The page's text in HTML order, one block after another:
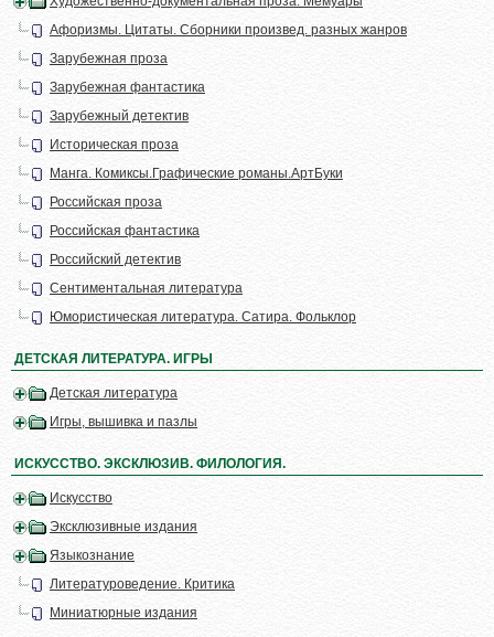
Афоризмы. Цитаты. Сборники произвед. разных жанров
Зарубежная проза
Зарубежная фантастика
Зарубежный детектив
Историческая проза
Манга. Комиксы.Графические романы.АртБуки
Российская проза
Российская фантастика
Российский детектив
Сентиментальная литература
Юмористическая литература. Сатира. Фольклор
ДЕТСКАЯ ЛИТЕРАТУРА. ИГРЫ
Детская литература
Игры, вышивка и пазлы
ИСКУССТВО. ЭКСКЛЮЗИВ. ФИЛОЛОГИЯ.
Искусство
Эксклюзивные издания
Языкознание
Литературоведение. Критика
Миниатюрные издания